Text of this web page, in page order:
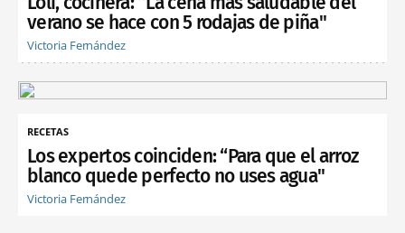
verano se hace con 5 rodajas de piña"
Victoria Fernández
RECETAS
Los expertos coinciden: “Para que el arroz
blanco quede perfecto no uses agua"
Victoria Fernández